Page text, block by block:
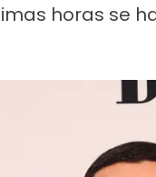
horas se